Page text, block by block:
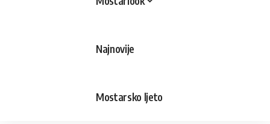
Najnovije
Mostarsko ljeto